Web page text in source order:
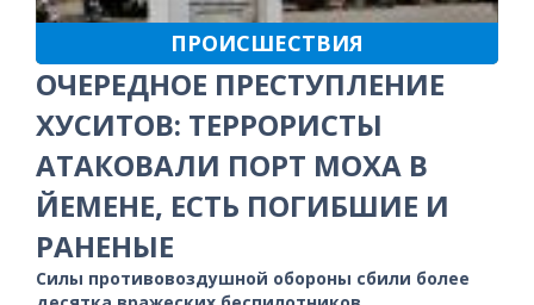
ПРОИСШЕСТВИЯ
ОЧЕРЕДНОЕ ПРЕСТУПЛЕНИЕ
ХУСИТОВ: ТЕРРОРИСТЫ
АТАКОВАЛИ ПОРТ МОХА В
ЙЕМЕНЕ, ЕСТЬ ПОГИБШИЕ И
РАНЕНЫЕ
Силы противовоздушной обороны сбили более